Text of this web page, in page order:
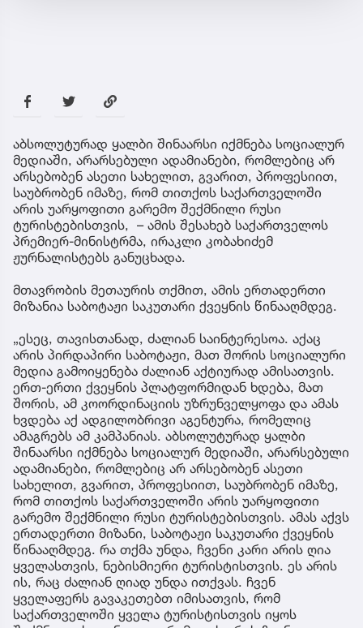
აბსოლუტურად ყალბი შინაარსი იქმნება სოციალურ
მედიაში, არარსებული ადამიანები, რომლებიც არ
არსებობენ ასეთი სახელით, გვარით, პროფესიით,
საუბრობენ იმაზე, რომ თითქოს საქართველოში
არის უარყოფითი გარემო შექმნილი რუსი
ტურისტებისთვის, – ამის შესახებ საქართველოს
პრემიერ-მინისტრმა, ირაკლი კობახიძემ
ჟურნალისტებს განუცხადა.
მთავრობის მეთაურის თქმით, ამის ერთადერთი
მიზანია საბოტაჟი საკუთარი ქვეყნის წინააღმდეგ.
„ესეც, თავისთანად, ძალიან საინტერესოა. აქაც
არის პირდაპირი საბოტაჟი, მათ შორის სოციალური
მედია გამოიყენება ძალიან აქტიურად ამისათვის.
ერთ-ერთი ქვეყნის პლატფორმიდან ხდება, მათ
შორის, ამ კოორდინაციის უზრუნველყოფა და ამას
ხვდება აქ ადგილობრივი აგენტურა, რომელიც
ამაგრებს ამ კამპანიას. აბსოლუტურად ყალბი
შინაარსი იქმნება სოციალურ მედიაში, არარსებული
ადამიანები, რომლებიც არ არსებობენ ასეთი
სახელით, გვარით, პროფესიით, საუბრობენ იმაზე,
რომ თითქოს საქართველოში არის უარყოფითი
გარემო შექმნილი რუსი ტურისტებისთვის. ამას აქვს
ერთადერთი მიზანი, საბოტაჟი საკუთარი ქვეყნის
წინააღმდეგ. რა თქმა უნდა, ჩვენი კარი არის ღია
ყველასთვის, ნებისმიერი ტურისტისთვის. ეს არის
ის, რაც ძალიან ღიად უნდა ითქვას. ჩვენ
ყველაფერს გავაკეთებთ იმისათვის, რომ
საქართველოში ყველა ტურისტისთვის იყოს